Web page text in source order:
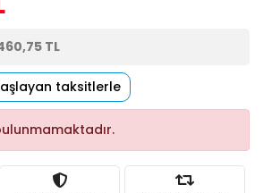
TL
taksitlerle